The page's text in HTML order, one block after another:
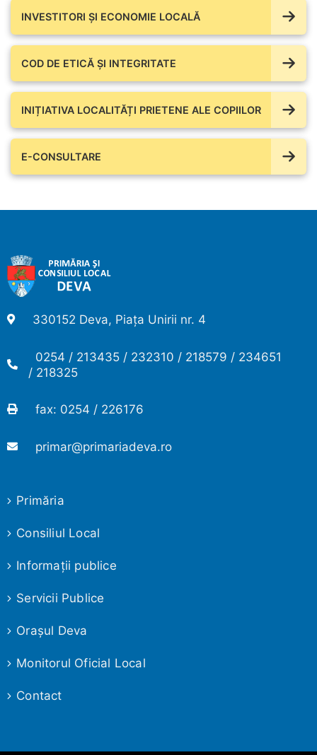
INVESTITORI ȘI ECONOMIE LOCALĂ
COD DE ETICĂ ȘI INTEGRITATE
INIȚIATIVA LOCALITĂȚI PRIETENE ALE COPIILOR
E-CONSULTARE
330152 Deva, Piața Unirii nr. 4
0254 / 213435 / 232310 / 218579 / 234651
/ 218325
fax: 0254 / 226176
primar@primariadeva.ro
Primăria
Consiliul Local
Informaţii publice
Servicii Publice
Oraşul Deva
Monitorul Oficial Local
Contact